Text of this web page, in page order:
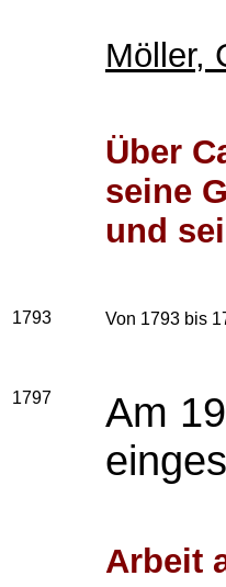
Möller,
Über
seine
und
1793 Von 1793 bis
1797
Am
Arbeit